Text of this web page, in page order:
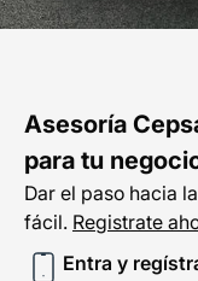
Asesoría
para tu
Dar el paso hacia
fácil. Registrate
Entra y